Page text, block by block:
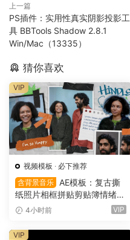
上一篇
PS插件：实用性真实阴影投影工
具 BBTools Shadow 2.8.1
Win/Mac（13335）
猜你喜欢
视频模板 · 必下推荐
含背景音乐
AE模板：复古撕
纸照片相框拼贴剪贴簿情绪板
旅游日记手账电影VLOG短片
4小时前 VIP
VIP
VIP